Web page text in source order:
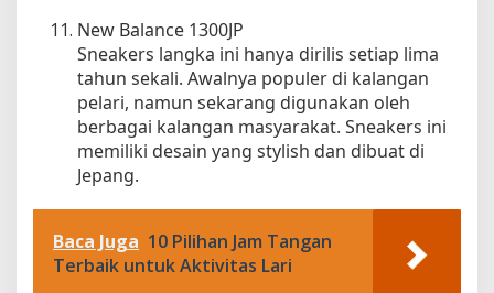
New Balance 1300JP
Sneakers langka ini hanya dirilis setiap lima
tahun sekali. Awalnya populer di kalangan
pelari, namun sekarang digunakan oleh
berbagai kalangan masyarakat. Sneakers ini
memiliki desain yang stylish dan dibuat di
Jepang.
Baca Juga 10 Pilihan Jam Tangan
Terbaik untuk Aktivitas Lari